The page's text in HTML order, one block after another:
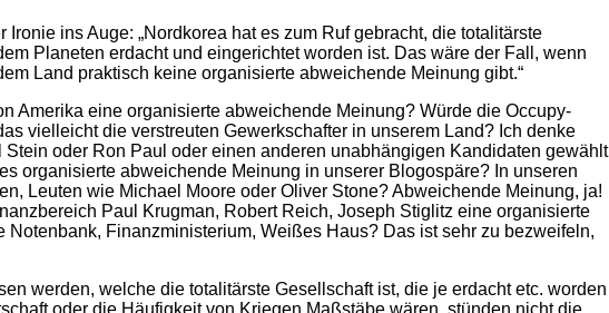
ins Auge: „Nordkorea hat es zum Ruf gebracht, die totalitärste
Planeten erdacht und eingerichtet worden ist. Das wäre der Fall, wenn
Land praktisch keine organisierte abweichende Meinung gibt.“
Amerika eine organisierte abweichende Meinung? Würde die Occupy-
vielleicht die verstreuten Gewerkschafter in unserem Land? Ich denke
oder Ron Paul oder einen anderen unabhängigen Kandidaten gewählt
organisierte abweichende Meinung in unserer Blogospäre? In unseren
Leuten wie Michael Moore oder Oliver Stone? Abweichende Meinung, ja!
Paul Krugman, Robert Reich, Joseph Stiglitz eine organisierte
Finanzministerium, Weißes Haus? Das ist sehr zu bezweifeln,
werden, welche die totalitärste Gesellschaft ist, die je erdacht etc. worden
oder die Häufigkeit von Kriegen Maßstäbe wären, stünden nicht die